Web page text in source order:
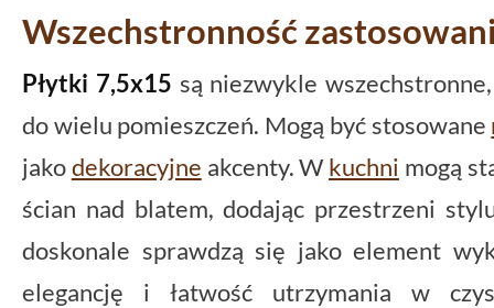
Wszechstronność
Płytki 7,5x15 są niezwykle
do wielu pomieszczeń. Mogą być stosowane
jakodekoracyjne akcenty. W kuchni mogą
ścian nad blatem, dodając przestrzeni
doskonale sprawdzą się jako element
elegancję i łatwość utrzymania w